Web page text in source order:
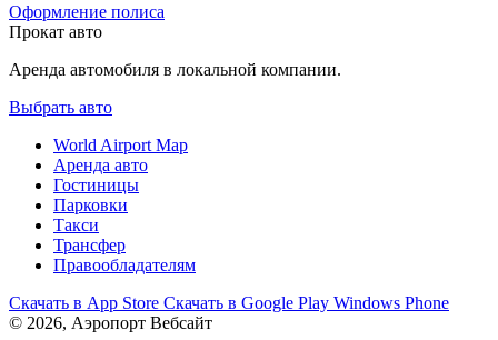
Оформление полиса
Прокат авто
Аренда автомобиля в локальной компании.
Выбрать авто
World Airport Map
Аренда авто
Гостиницы
Парковки
Такси
Трансфер
Правообладателям
Скачать в App Store Скачать в Google Play Windows Phone
© 2026, Аэропорт Вебсайт